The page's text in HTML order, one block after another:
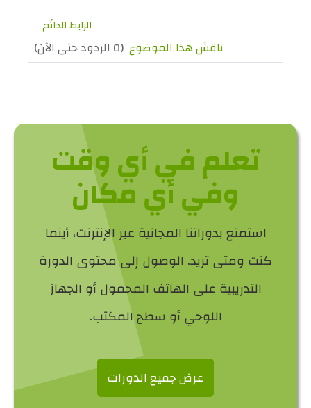
الرابط الدائم
ناقش هذا الموضوع (0 الردود حتى الآن)
تعلم في أي وقت
وفي أي مكان
استمتع بدوراتنا المجانية عبر الإنترنت، أينما
كنت ومتى تريد. الوصول إلى محتوى الدورة
التدريبية على الهاتف المحمول أو الجهاز
اللوحي أو سطح المكتب.
عرض جميع الدورات